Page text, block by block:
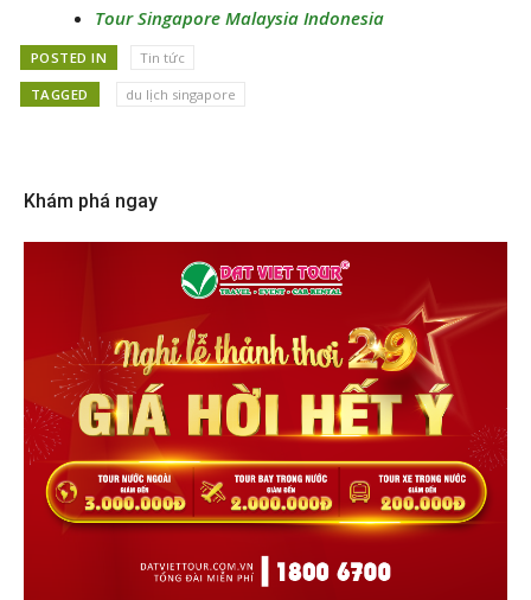
Tour Singapore Malaysia Indonesia
POSTED IN Tin tức
TAGGED du lịch singapore
Khám phá ngay